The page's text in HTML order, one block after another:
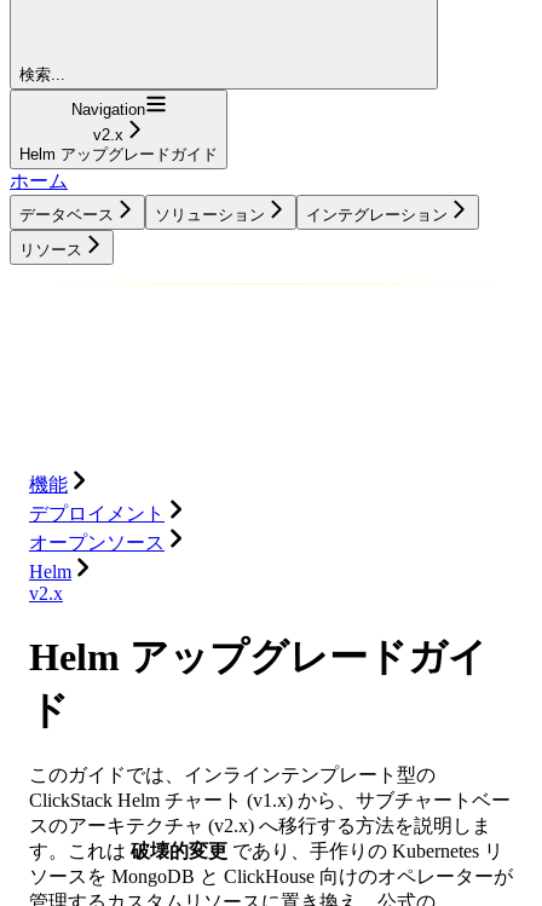
検索...
Navigation
v2.x
Helm アップグレードガイド
ホーム
データベース ソリューション
インテグレーション
リソース
機能
デプロイメント
オープンソース
Helm
v2.x
Helm アップグレードガイ
ド
このガイドでは、インラインテンプレート型の
ClickStack Helm チャート (v1.x) から、サブチャートベー
スのアーキテクチャ (v2.x) へ移行する方法を説明しま
す。これは 破壊的変更 であり、手作りの Kubernetes リ
ソースを MongoDB と ClickHouse 向けのオペレーターが